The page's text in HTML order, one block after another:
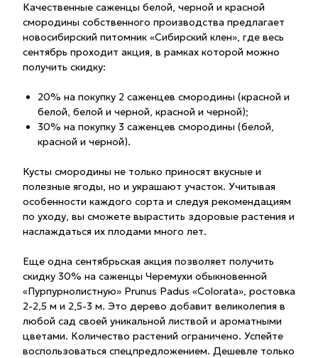
Качественные саженцы белой, черной и красной
смородины собственного производства предлагает
новосибирский питомник «Сибирский клен», где весь
сентябрь проходит акция, в рамках которой можно
получить скидку:
20% на покупку 2 саженцев смородины (красной и
белой, белой и черной, красной и черной);
30% на покупку 3 саженцев смородины (белой,
красной и черной).
Кусты смородины не только приносят вкусные и
полезные ягоды, но и украшают участок. Учитывая
особенности каждого сорта и следуя рекомендациям
по уходу, вы сможете вырастить здоровые растения и
наслаждаться их плодами много лет.
Еще одна сентябрьская акция позволяет получить
скидку 30% на саженцы Черемухи обыкновенной
«Пурпурнолистную» Prunus Padus «Colorata», ростовка
2-2,5 м и 2,5-3 м. Это дерево добавит великолепия в
любой сад своей уникальной листвой и ароматными
цветами. Количество растений ограничено. Успейте
воспользоваться спецпредложением. Дешевле только